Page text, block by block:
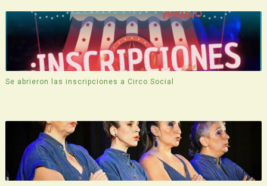
Se abrieron las inscripciones a Circo Social